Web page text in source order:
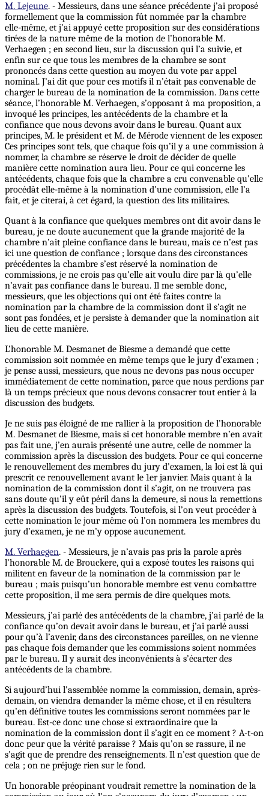
M. Lejeune. - Messieurs, dans une séance précédente j’ai proposé
formellement que la commission fût nommée par la chambre
elle-même, et j’ai appuyé cette proposition sur des considérations
tirées de la nature même de la motion de l’honorable M.
Verhaegen ; en second lieu, sur la discussion qui l’a suivie, et
enfin sur ce que tous les membres de la chambre se sont
prononcés dans cette question au moyen du vote par appel
nominal. J’ai dit que pour ces motifs il n’était pas convenable de
charger le bureau de la nomination de la commission. Dans cette
séance, l’honorable M. Verhaegen, s’opposant à ma proposition, a
invoqué les principes, les antécédents de la chambre et la
confiance que nous devons avoir dans le bureau. Quant aux
principes, M. le président et M. de Mérode viennent de les exposer.
Ces principes sont tels, que chaque fois qu’il y a une commission à
nommer, la chambre se réserve le droit de décider de quelle
manière cette nomination aura lieu. Pour ce qui concerne les
antécédents, chaque fois que la chambre a cru convenable qu’elle
procédât elle-même à la nomination d’une commission, elle l’a
fait, et je citerai, à cet égard, la question des lits militaires.
Quant à la confiance que quelques membres ont dit avoir dans le
bureau, je ne doute aucunement que la grande majorité de la
chambre n’ait pleine confiance dans le bureau, mais ce n’est pas
ici une question de confiance ; lorsque dans des circonstances
précédentes la chambre s’est réservé la nomination de
commissions, je ne crois pas qu’elle ait voulu dire par là qu’elle
n’avait pas confiance dans le bureau. Il me semble donc,
messieurs, que les objections qui ont été faites contre la
nomination par la chambre de la commission dont il s’agit ne
sont pas fondées, et je persiste à demander que la nomination ait
lieu de cette manière.
L’honorable M. Desmanet de Biesme a demandé que cette
commission soit nommée en même temps que le jury d’examen ;
je pense aussi, messieurs, que nous ne devons pas nous occuper
immédiatement de cette nomination, parce que nous perdions par
là un temps précieux que nous devons consacrer tout entier à la
discussion des budgets.
Je ne suis pas éloigné de me rallier à la proposition de l’honorable
M. Desmanet de Biesme, mais si cet honorable membre n’en avait
pas fait une, j’en aurais présenté une autre, celle de nommer la
commission après la discussion des budgets. Pour ce qui concerne
le renouvellement des membres du jury d’examen, la loi est là qui
prescrit ce renouvellement avant le 1er janvier. Mais quant à la
nomination de la commission dont il s’agit, on ne trouvera pas
sans doute qu’il y eût péril dans la demeure, si nous la remettions
après la discussion des budgets. Toutefois, si l’on veut procéder à
cette nomination le jour même où l’on nommera les membres du
jury d’examen, je ne m’y oppose aucunement.
M. Verhaegen. - Messieurs, je n’avais pas pris la parole après
l’honorable M. de Brouckere, qui a exposé toutes les raisons qui
militent en faveur de la nomination de la commission par le
bureau ; mais puisqu’un honorable membre est venu combattre
cette proposition, il me sera permis de dire quelques mots.
Messieurs, j’ai parlé des antécédents de la chambre, j’ai parlé de la
confiance qu’on devait avoir dans le bureau, et j’ai parlé aussi
pour qu’à l’avenir, dans des circonstances pareilles, on ne vienne
pas chaque fois demander que les commissions soient nommées
par le bureau. Il y aurait des inconvénients à s’écarter des
antécédents de la chambre.
Si aujourd’hui l’assemblée nomme la commission, demain, après-
demain, on viendra demander la même chose, et il en résultera
qu’en définitive toutes les commissions seront nommées par le
bureau. Est-ce donc une chose si extraordinaire que la
nomination de la commission dont il s’agit en ce moment ? A-t-on
donc peur que la vérité paraisse ? Mais qu’on se rassure, il ne
s’agit que de prendre des renseignements. Il n’est question que de
cela ; on ne préjuge rien sur le fond.
Un honorable préopinant voudrait remettre la nomination de la